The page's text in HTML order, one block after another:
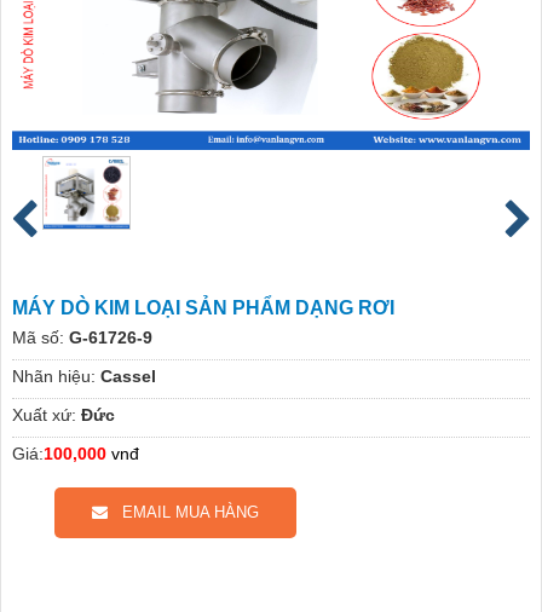
MÁY DÒ KIM LOẠI SẢN PHẨM DẠNG RƠI
Mã số: G-61726-9
Nhãn hiệu: Cassel
Xuất xứ: Đức
Giá:100,000 vnđ
EMAIL MUA HÀNG